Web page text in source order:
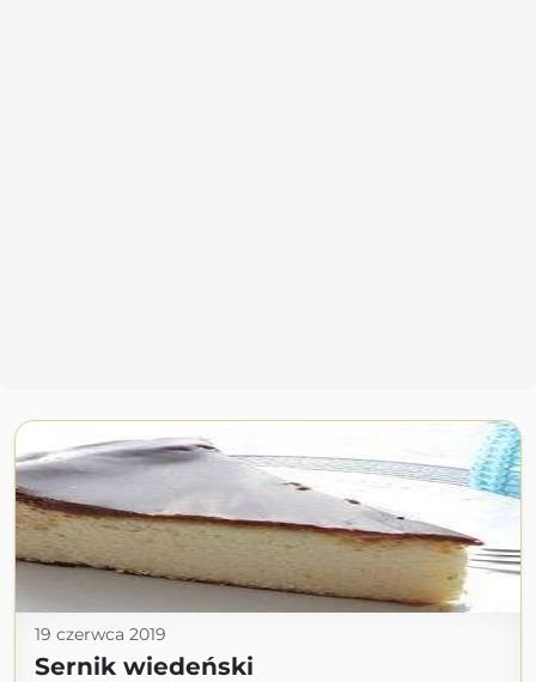
19 czerwca 2019
Sernik wiedeński